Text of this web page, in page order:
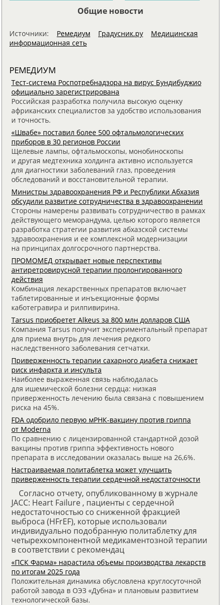
Общие новости
Источники: Ремедиум Градусник.ру
Медицинская
информационная сеть
РЕМЕДИУМ
Тест-система Роспотребнадзора на вирус Бундибуджио
официально зарегистрирована
Российская разработка получила высокую оценку
африканских специалистов за удобство использования
и точность.
«Швабе» поставил более 500 офтальмологических
приборов в 30 регионов России
Щелевые лампы, офтальмоскопы, монобиноскопы
и другая медтехника холдинга активно используется
для диагностики заболеваний глаз, проведения
обследований и восстановительной терапии.
Министры здравоохранения РФ и Республики Абхазия
обсудили развитие сотрудничества в здравоохранении
Стороны намерены развивать сотрудничество в рамках
действующего меморандума, целью которого является
разработка стратегии развития абхазской системы
здравоохранения и ее комплексной модернизации
на принципах долгосрочного партнерства.
ПРОМОМЕД открывает новые перспективы
антиретровирусной терапии пролонгированного
действия
Комбинация лекарственных препаратов включает
таблетированные и инъекционные формы
каботегравира и рилпивирина.
Tarsus приобретет Alkeus за 800 млн долларов США
Компания Tarsus получит экспериментальный препарат
для приема внутрь для лечения редкого
наследственного заболевания сетчатки.
Приверженность терапии сахарного диабета снижает
риск инфаркта и инсульта
Наиболее выраженная связь наблюдалась
для ишемической болезни сердца: низкая
приверженность лечению была связана с повышением
риска на 45%.
FDA одобрило первую мРНК-вакцину против гриппа
от Moderna
По сравнению с лицензированной стандартной дозой
вакцины против гриппа эффективность нового
препарата в исследовании оказалась выше на 26,6%.
Настраиваемая политаблетка может улучшить
приверженность терапии сердечной недостаточности
Согласно отчету, опубликованному в журнале
JACC: Heart Failure , пациенты с сердечной
недостаточностью со сниженной фракцией
выброса (HFrEF), которые использовали
индивидуально подобранную политаблетку для
четырехкомпонентной медикаментозной терапии
в соответствии с рекомендац
«ПСК Фарма» нарастила объемы производства лекарств
по итогам 2025 года
Положительная динамика обусловлена круглосуточной
работой завода в ОЭЗ «Дубна» и плановым развитием
технологической базы.